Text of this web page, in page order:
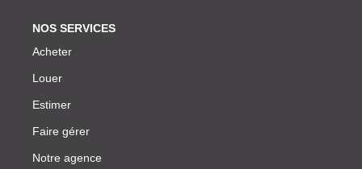
NOS SERVICES
Acheter
Louer
Estimer
Faire gérer
Notre agence